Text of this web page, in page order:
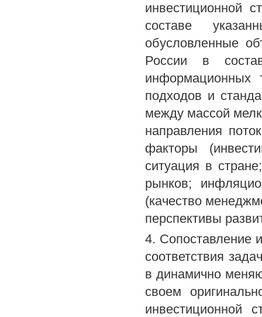
инвестиционной
составе
обусловленные
России в
информационных
подходов и
между массой
направления
факторы
ситуация в
рынков;
(качество
перспективы
4. Сопоставление
соответствия
в динамично
своем
инвестиционной